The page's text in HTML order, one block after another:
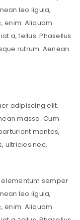
leo ligula,
enim. Aliquam
a, tellus. Phasellus
rutrum. Aenean
adipiscing elit.
massa. Cum
montes,
ultricies nec,
elementum semper
leo ligula,
enim. Aliquam